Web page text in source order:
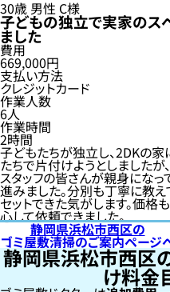
30歳 男性 C様
子どもの独立で実家のス
ました
費用
669,000円
支払い方法
クレジットカード
作業人数
6人
作業時間
2時間
子どもたちが独立し、2DKの
たちで片付けようとしましたが
スタッフの皆さんが親身になっ
進みました。分別も丁寧に教
セットできた気がします。価格
心して依頼できました。
静岡県浜松市西区の
ゴミ屋敷清掃のご案内ページ
静岡県浜松市西区
け料金